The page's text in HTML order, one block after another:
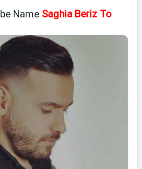
be Name Saghia Beriz To